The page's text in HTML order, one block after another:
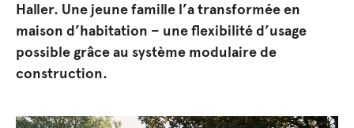
Haller. Une jeune famille l’a transformée en
maison d’habitation – une flexibilité d’usage
possible grâce au système modulaire de
construction.